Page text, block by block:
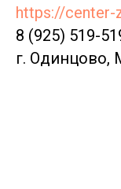
https://center-
8 (925) 519-
г. Одинцово,